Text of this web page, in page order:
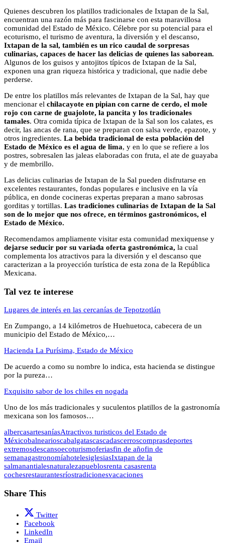
Quienes descubren los platillos tradicionales de Ixtapan de la Sal,
encuentran una razón más para fascinarse con esta maravillosa
comunidad del Estado de México. Célebre por su potencial para el
ecoturismo, el turismo de aventura, la diversión y el descanso,
Ixtapan de la sal, también es un rico caudal de sorpresas
culinarias, capaces de hacer las delicias de quienes las saborean.
Algunos de los guisos y antojitos típicos de Ixtapan de la Sal,
exponen una gran riqueza histórica y tradicional, que nadie debe
perderse.
De entre los platillos más relevantes de Ixtapan de la Sal, hay que
mencionar el chilacayote en pipian con carne de cerdo, el mole
rojo con carne de guajolote, la pancita y los tradicionales
tamales. Otra comida típica de Ixtapan de la Sal son los calates, es
decir, las ancas de rana, que se preparan con salsa verde, epazote, y
otros ingredientes. La bebida tradicional de esta población del
Estado de México es el agua de lima, y en lo que se refiere a los
postres, sobresalen las jaleas elaboradas con fruta, el ate de guayaba
y de membrillo.
Las delicias culinarias de Ixtapan de la Sal pueden disfrutarse en
excelentes restaurantes, fondas populares e inclusive en la vía
pública, en donde cocineras expertas preparan a mano sabrosas
gorditas y tortillas. Las tradiciones culinarias de Ixtapan de la Sal
son de lo mejor que nos ofrece, en términos gastronómicos, el
Estado de México.
Recomendamos ampliamente visitar esta comunidad mexiquense y
dejarse seducir por su variada oferta gastronómica, la cual
complementa los atractivos para la diversión y el descanso que
caracterizan a la proyección turística de esta zona de la República
Mexicana.
Tal vez te interese
Lugares de interés en las cercanías de Tepotzotlán
En Zumpango, a 14 kilómetros de Huehuetoca, cabecera de un
municipio del Estado de México,…
Hacienda La Purísima, Estado de México
De acuerdo a como su nombre lo indica, esta hacienda se distingue
por la pureza…
Exquisito sabor de los chiles en nogada
Uno de los más tradicionales y suculentos platillos de la gastronomía
mexicana son los famosos…
albercasartesaníasAtractivos turisticos del Estado de
Méxicobalnearioscabalgatascascadascerroscomprasdeportes
extremosdescansoecoturismoferiasfin de añofin de
semanagastronomíahotelesiglesiasIxtapan de la
salmanantialesnaturalezapueblosrenta casasrenta
cochesrestaurantesríostradicionesvacaciones
Share This
Twitter
Facebook
LinkedIn
Email